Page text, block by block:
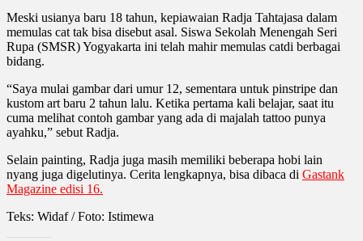
Meski usianya baru 18 tahun, kepiawaian Radja Tahtajasa dalam
memulas cat tak bisa disebut asal. Siswa Sekolah Menengah Seri
Rupa (SMSR) Yogyakarta ini telah mahir memulas catdi berbagai
bidang.
“Saya mulai gambar dari umur 12, sementara untuk pinstripe dan
kustom art baru 2 tahun lalu. Ketika pertama kali belajar, saat itu
cuma melihat contoh gambar yang ada di majalah tattoo punya
ayahku,” sebut Radja.
Selain painting, Radja juga masih memiliki beberapa hobi lain
nyang juga digelutinya. Cerita lengkapnya, bisa dibaca di Gastank
Magazine edisi 16.
Teks: Widaf / Foto: Istimewa